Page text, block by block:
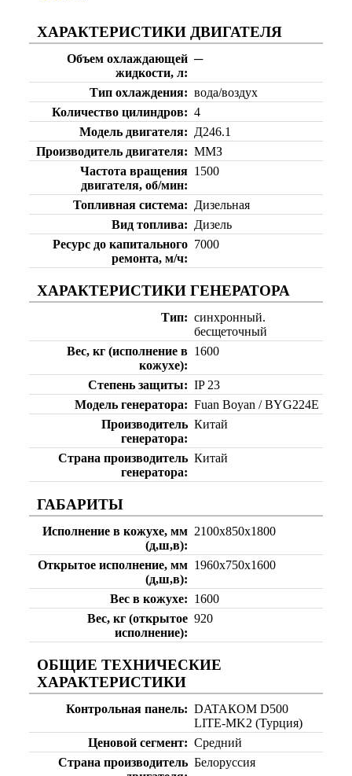
ХАРАКТЕРИСТИКИ ДВИГАТЕЛЯ
Объем охлаждающей
жидкости, л
─
Тип охлаждения
вода/воздух
Количество цилиндров
4
Модель двигателя
Д246.1
Производитель двигателя
ММЗ
Частота вращения
двигателя, об/мин
1500
Топливная система
Дизельная
Вид топлива
Дизель
Ресурс до капитального
ремонта, м/ч
7000
ХАРАКТЕРИСТИКИ ГЕНЕРАТОРА
Тип
синхронный.
бесщеточный
Вес, кг (исполнение в
кожухе)
1600
Степень защиты
IP 23
Модель генератора
Fuan Boyan / BYG224Е
Производитель
генератора
Китай
Страна производитель
генератора
Китай
ГАБАРИТЫ
Исполнение в кожухе, мм
(д,ш,в)
2100х850х1800
Открытое исполнение, мм
(д,ш,в)
1960х750х1600
Вес в кожухе
1600
Вес, кг (открытое
исполнение)
920
ОБЩИЕ ТЕХНИЧЕСКИЕ
ХАРАКТЕРИСТИКИ
Контрольная панель
DATAКOM D500
LITE-MK2 (Турция)
Ценовой сегмент
Средний
Страна производитель Белоруссия